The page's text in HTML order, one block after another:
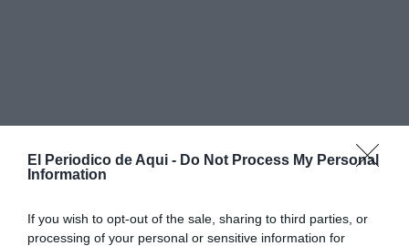
El Periodico de Aqui - Do Not Process My Personal
Information
If you wish to opt-out of the sale, sharing to third parties, or
processing of your personal or sensitive information for